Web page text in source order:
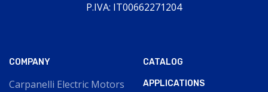
P.IVA: IT00662271204
COMPANY
Carpanelli Electric Motors
CATALOG
APPLICATIONS